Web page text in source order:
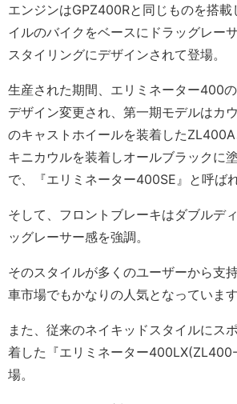
エンジンはGPZ400Rと同じものを搭載
イルのバイクをベースにドラッグレー
スタイリングにデザインされて登場。
生産された期間、エリミネーター400
デザイン変更され、第一期モデルはカ
のキャストホイールを装着した
キニカウルを装着しオールブラックに
で、『エリミネーター400SE』と呼ば
そして、フロントブレーキはダブルデ
ッグレーサー感を強調。
そのスタイルが多くのユーザーから支
車市場でもかなりの人気となっています
また、従来のネイキッドスタイルにス
着した『エリミネーター
場。